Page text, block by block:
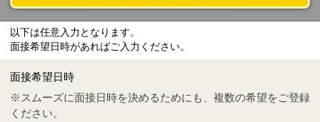
Tel
0570-55-0314
以下は任意入力となります。
面接希望日時があればご入力ください。
面接希望日時
※スムーズに面接日時を決めるためにも、複数の希望をご登録
ください。